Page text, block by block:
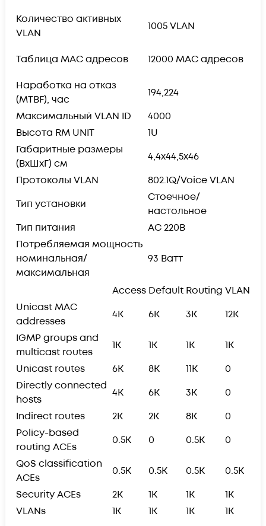
Количество активных
VLAN
1005 VLAN
Таблица MAC адресов
12000 MAC адресов
Наработка на отказ
(MTBF), час
194,224
Максимальный VLAN ID
4000
Высота RM UNIT
1U
Габаритные размеры
(ВхШхГ) см
4,4х44,5х46
Протоколы VLAN
802.1Q/Voice VLAN
Тип установки
Стоечное/
настольное
Тип питания
AC 220В
Потребляемая мощность
номинальная/
максимальная
93 Ватт
Access Default Routing VLAN
Unicast MAC
addresses
4K 6K 3K
12K
IGMP groups and
multicast routes
1K 1K 1K
1K
Unicast routes
6K 8K 11K
0
Directly connected
hosts
4K 6K 3K
0
Indirect routes
2K 2K 8K
0
Policy-based
routing ACEs
0.5K 0 0.5K
0
QoS classification
ACEs
0.5K 0.5K 0.5K
0.5K
Security ACEs
2K 1K 1K
1K
VLANs
1K 1K 1K 1K